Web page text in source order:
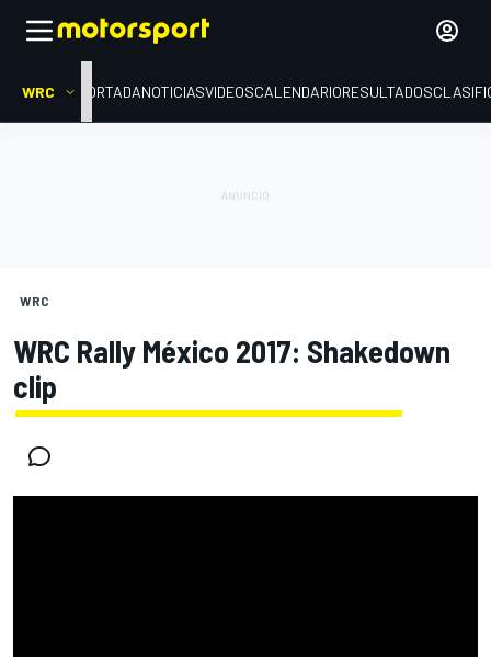
WRC PORTADANOTICIASVIDEOSCALENDARIORESULTADOS
WRC
WRC Rally México 2017: Shakedown
clip